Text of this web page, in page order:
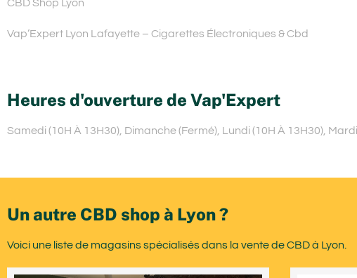
CBD Shop Lyon
Vap’Expert Lyon Lafayette – Cigarettes Électroniques & Cbd
Heures d'ouverture de Vap'Expert
Samedi (10H À 13H30), Dimanche (Fermé), Lundi (10H À 13H30),
Un autre CBD shop à Lyon ?
Voici une liste de magasins spécialisés dans la vente de CBD à Lyon.